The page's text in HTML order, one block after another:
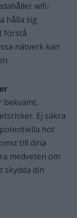
wifi-
hålla sig
förstå
nätverk kan
bekvämt,
Ej säkra
hot
till dina
medveten om
skydda din